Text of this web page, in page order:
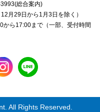
総合案内)
月29日から1月3日を除く）
ら17:00まで（一部、受付時間
All Rights Reserved.